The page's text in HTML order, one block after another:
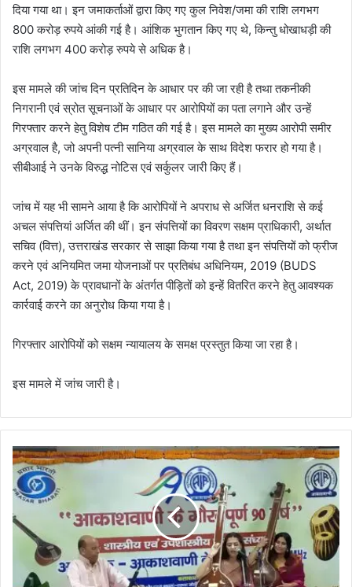
दिया गया था। इन जमाकर्ताओं द्वारा किए गए कुल निवेश/जमा की राशि लगभग
800 करोड़ रुपये आंकी गई है। आंशिक भुगतान किए गए थे, किन्तु धोखाधड़ी की
राशि लगभग 400 करोड़ रुपये से अधिक है।
इस मामले की जांच दिन प्रतिदिन के आधार पर की जा रही है तथा तकनीकी
निगरानी एवं स्रोत सूचनाओं के आधार पर आरोपियों का पता लगाने और उन्हें
गिरफ्तार करने हेतु विशेष टीम गठित की गई है। इस मामले का मुख्य आरोपी समीर
अग्रवाल है, जो अपनी पत्नी सानिया अग्रवाल के साथ विदेश फरार हो गया है।
सीबीआई ने उनके विरुद्ध नोटिस एवं सर्कुलर जारी किए हैं।
जांच में यह भी सामने आया है कि आरोपियों ने अपराध से अर्जित धनराशि से कई
अचल संपत्तियां अर्जित की थीं। इन संपत्तियों का विवरण सक्षम प्राधिकारी, अर्थात
सचिव (वित्त), उत्तराखंड सरकार से साझा किया गया है तथा इन संपत्तियों को फ्रीज
करने एवं अनियमित जमा योजनाओं पर प्रतिबंध अधिनियम, 2019 (BUDS
Act, 2019) के प्रावधानों के अंतर्गत पीड़ितों को इन्हें वितरित करने हेतु आवश्यक
कार्रवाई करने का अनुरोध किया गया है।
गिरफ्तार आरोपियों को सक्षम न्यायालय के समक्ष प्रस्तुत किया जा रहा है।
इस मामले में जांच जारी है।
आ
का
श
णी